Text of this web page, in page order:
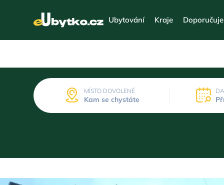
Ubytování Kraje
MÍSTO DOVOLENÉ
Kam se chystáte